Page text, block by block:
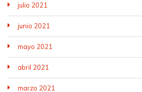
julio 2021
junio 2021
mayo 2021
abril 2021
marzo 2021